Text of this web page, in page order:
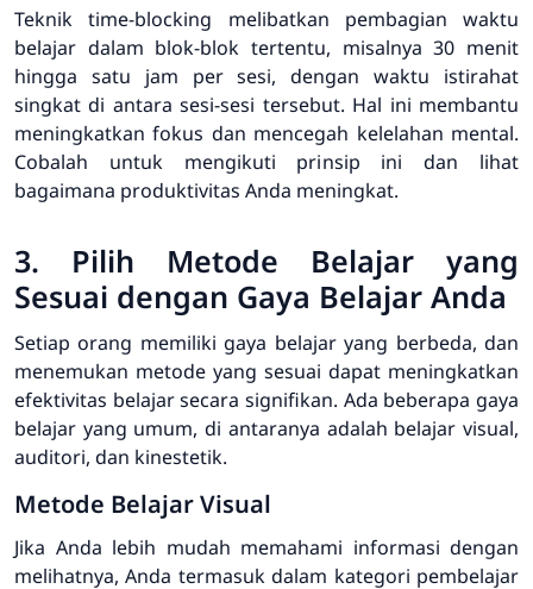
Teknik time-blocking melibatkan pembagian waktu
belajar dalam blok-blok tertentu, misalnya 30 menit
hingga satu jam per sesi, dengan waktu istirahat
singkat di antara sesi-sesi tersebut. Hal ini membantu
meningkatkan fokus dan mencegah kelelahan mental.
Cobalah untuk mengikuti prinsip ini dan lihat
bagaimana produktivitas Anda meningkat.
3. Pilih Metode Belajar yang
Sesuai dengan Gaya Belajar Anda
Setiap orang memiliki gaya belajar yang berbeda, dan
menemukan metode yang sesuai dapat meningkatkan
efektivitas belajar secara signifikan. Ada beberapa gaya
belajar yang umum, di antaranya adalah belajar visual,
auditori, dan kinestetik.
Metode Belajar Visual
Jika Anda lebih mudah memahami informasi dengan
melihatnya, Anda termasuk dalam kategori pembelajar